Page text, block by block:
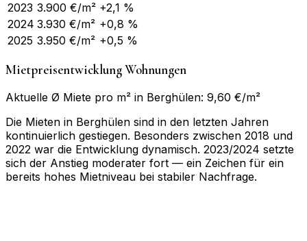
2023 3.900 €/m² +2,1 %
2024 3.930 €/m² +0,8 %
2025 3.950 €/m² +0,5 %
Mietpreisentwicklung Wohnungen
Aktuelle Ø Miete pro m² in Berghülen: 9,60 €/m²
Die Mieten in Berghülen sind in den letzten Jahren
kontinuierlich gestiegen. Besonders zwischen 2018 und
2022 war die Entwicklung dynamisch. 2023/2024 setzte
sich der Anstieg moderater fort — ein Zeichen für ein
bereits hohes Mietniveau bei stabiler Nachfrage.